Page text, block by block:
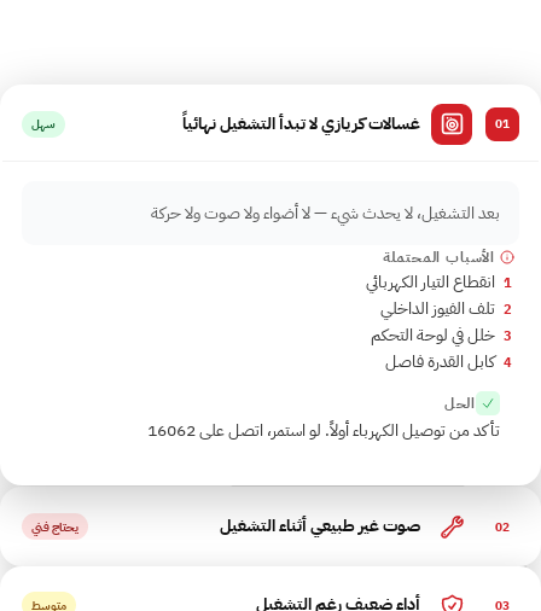
01 غسالات كريازي لا تبدأ التشغيل نهائياً سهل
بعد التشغيل، لا يحدث شيء — لا أضواء ولا صوت ولا حركة
الأسباب المحتملة
1 انقطاع التيار الكهربائي
2 تلف الفيوز الداخلي
3 خلل في لوحة التحكم
4 كابل القدرة فاصل
الحل
تأكد من توصيل الكهرباء أولاً. لو استمر، اتصل على 16062
02 صوت غير طبيعي أثناء التشغيل يحتاج فني
03 أداء ضعيف رغم التشغيل متوسط